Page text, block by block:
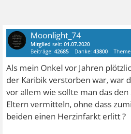
Moonlight_74
Mitglied seit:01.07.2020
Beiträge:42685 Danke:43800
Als mein Onkel vor Jahren
der Karibik verstorben war, war
vor allem wie sollte man das
Eltern vermitteln, ohne dass
beiden einen Herzinfarkt erlitt ?